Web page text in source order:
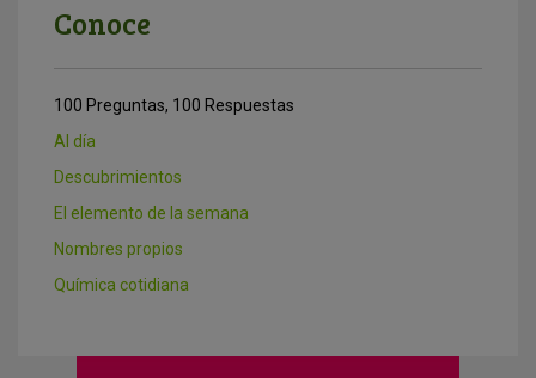
Conoce
100 Preguntas, 100 Respuestas
Al día
Descubrimientos
El elemento de la semana
Nombres propios
Química cotidiana